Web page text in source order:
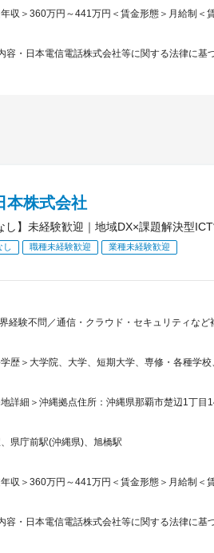
年収＞360万円～441万円＜賃金形態＞月給制
容・日本電信電話株式会社等に関する法律に
本株式会社
し】未経験歓迎｜地域DX×課題解決型
し 職種未経験歓迎 業種未経験歓迎
経験不問／通信・クラウド・セキュリティな
学歴＞大学院、大学、短期大学、専修・各種学
地詳細＞沖縄拠点住所：沖縄県那覇市楚辺1丁
県庁前駅(沖縄県)、旭橋駅
年収＞360万円～441万円＜賃金形態＞月給制
容・日本電信電話株式会社等に関する法律に